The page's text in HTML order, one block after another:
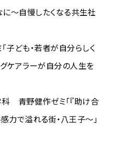
～自慢したくなる共生社
ども・若者が自分らしく
ケアラーが自分の人生を
青野健作ゼミ「『助け合
力で溢れる街・八王子～」